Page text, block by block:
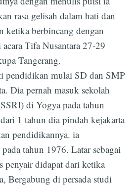
rasa gelisah dalam hati dan
ketika berbincang dengan
Tifa Nusantara 27-29
Tangerang.
pendidikan mulai SD dan SMP
Dia pernah masuk sekolah
di Yogya pada tahun
1 tahun dia pindah kejakarta
pendidikannya. ia
tahun 1976. Latar sebagai
penyair didapat dari ketika
Bergabung di persada studi